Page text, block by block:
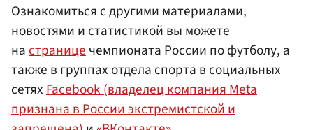
Ознакомиться с другими материалами,
новостями и статистикой вы можете
на странице чемпионата России по футболу, а
также в группах отдела спорта в социальных
сетях Facebook (владелец компания Meta
признана в России экстремистской и